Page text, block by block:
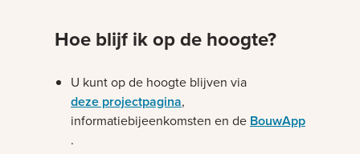
Hoe blijf ik op de hoogte?
U kunt op de hoogte blijven via
deze projectpagina,
informatiebijeenkomsten en de BouwApp
.